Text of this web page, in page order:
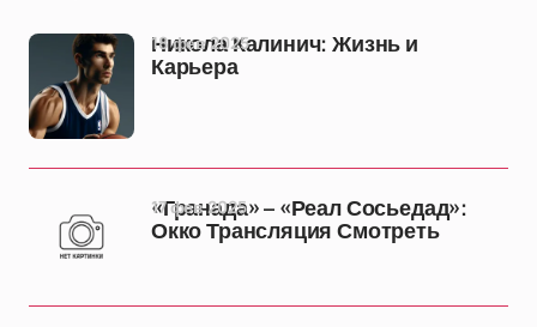
Никола Калинич: Жизнь и
Карьера
18 фев 2025
«Гранада» – «Реал Сосьедад»:
Окко Трансляция Смотреть
17 фев 2025